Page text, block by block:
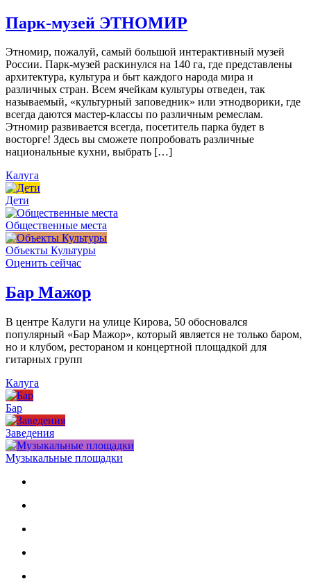
Парк-музей ЭТНОМИР
Этномир, пожалуй, самый большой интерактивный музей
России. Парк-музей раскинулся на 140 га, где представлены
архитектура, культура и быт каждого народа мира и
различных стран. Всем ячейкам культуры отведен, так
называемый, «культурный заповедник» или этнодворики, где
всегда даются мастер-классы по различным ремеслам.
Этномир развивается всегда, посетитель парка будет в
восторге! Здесь вы сможете попробовать различные
национальные кухни, выбрать […]
Калуга
Дети
Общественные места
Объекты Культуры
Оценить сейчас
Бар Мажор
В центре Калуги на улице Кирова, 50 обосновался
популярный «Бар Мажор», который является не только баром,
но и клубом, рестораном и концертной площадкой для
гитарных групп
Калуга
Бар
Заведения
Музыкальные площадки